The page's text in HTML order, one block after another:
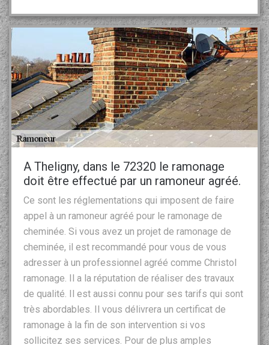
A Theligny, dans le 72320 le ramonage
doit être effectué par un ramoneur agréé.
Ce sont les réglementations qui imposent de faire
appel à un ramoneur agréé pour le ramonage de
cheminée. Si vous avez un projet de ramonage de
cheminée, il est recommandé pour vous de vous
adresser à un professionnel agréé comme Christol
ramonage. Il a la réputation de réaliser des travaux
de qualité. Il est aussi connu pour ses tarifs qui sont
très abordables. Il vous délivrera un certificat de
ramonage à la fin de son intervention si vos
sollicitez ses services. Pour de plus amples